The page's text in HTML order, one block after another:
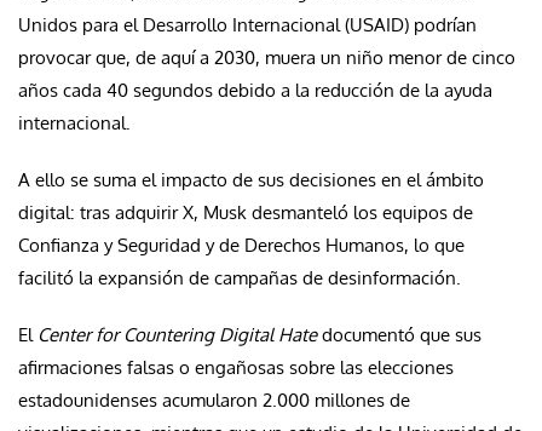
Unidos para el Desarrollo Internacional (USAID) podrían
provocar que, de aquí a 2030, muera un niño menor de cinco
años cada 40 segundos debido a la reducción de la ayuda
internacional.
A ello se suma el impacto de sus decisiones en el ámbito
digital: tras adquirir X, Musk desmanteló los equipos de
Confianza y Seguridad y de Derechos Humanos, lo que
facilitó la expansión de campañas de desinformación.
El Center for Countering Digital Hatedocumentó que sus
afirmaciones falsas o engañosas sobre las elecciones
estadounidenses acumularon 2.000 millones de